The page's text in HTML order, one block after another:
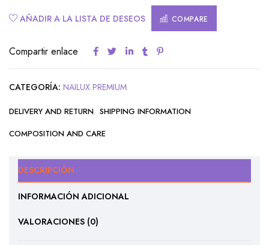
AÑADIR A LA LISTA DE DESEOS COMPARE
Compartir enlace
CATEGORÍA: NAILUX PREMIUM
DELIVERY AND RETURN SHIPPING INFORMATION
COMPOSITION AND CARE
DESCRIPCIÓN
INFORMACIÓN ADICIONAL
VALORACIONES (0)